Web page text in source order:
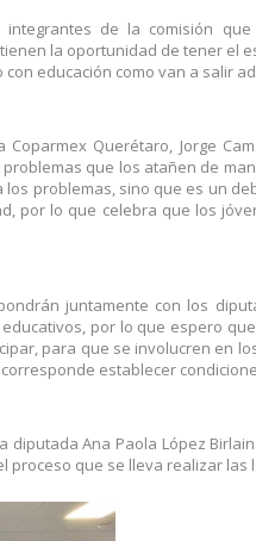
de la comisión
la oportunidad de tener el
educación como van a salir
Querétaro, Jorge
que los atañen de
problemas, sino que es un
por lo que celebra que los
juntamente con los
por lo que espero
para que se involucren en
establecer
diputada Ana Paola López
proceso que se lleva realizar las